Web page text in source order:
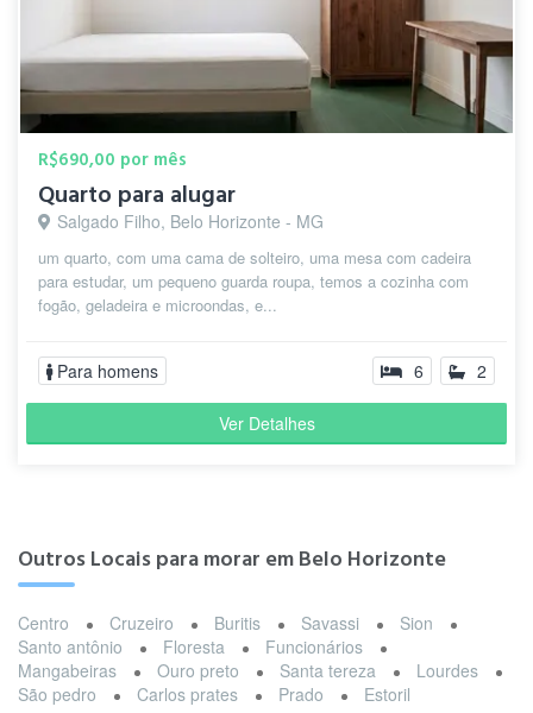
R$690,00 por mês
Quarto para alugar
Salgado Filho, Belo Horizonte - MG
um quarto, com uma cama de solteiro, uma mesa com cadeira
para estudar, um pequeno guarda roupa, temos a cozinha com
fogão, geladeira e microondas, e...
Para homens 6 2
Ver Detalhes
Outros Locais para morar em Belo Horizonte
Centro Cruzeiro Buritis Savassi
Sion
Santo antônio
Floresta
Funcionários
Mangabeiras
Ouro preto Santa tereza
Lourdes
São pedro
Carlos prates Prado Estoril